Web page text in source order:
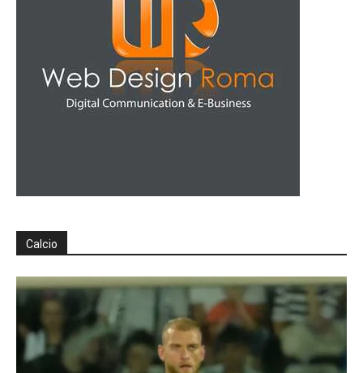
Calcio